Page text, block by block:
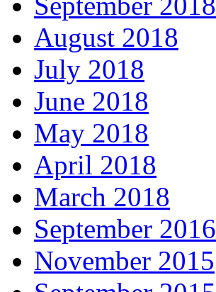
August 2018
July 2018
June 2018
May 2018
April 2018
March 2018
September 2016
November 2015